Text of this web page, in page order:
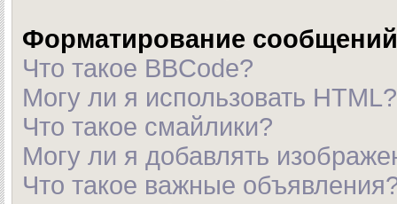
Форматирование
Что такое BBCode?
Могу ли я использовать HTML?
Что такое смайлики?
Могу ли я добавлять
Что такое важные